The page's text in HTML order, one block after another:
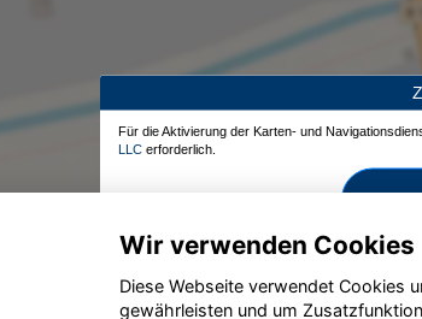
Für die Aktivierung der Karten- und
LLC erforderlich.
Wir verwenden Cookies
Diese Webseite verwendet Cookies
gewährleisten und um